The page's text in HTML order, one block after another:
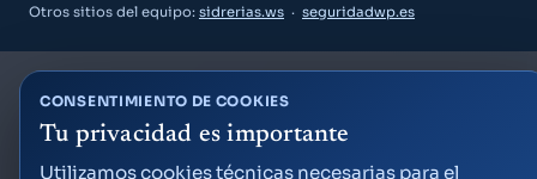
Otros sitios del equipo: sidrerias.ws · seguridadwp.es
CONSENTIMIENTO DE COOKIES
Tu privacidad es importante
Utilizamos cookies técnicas necesarias para el
Guía Semana Grande